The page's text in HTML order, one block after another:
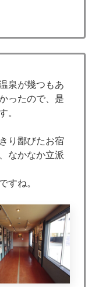
泉が幾つもあ
ったので、是
。
り鄙びたお宿
なかなか立派
すね。